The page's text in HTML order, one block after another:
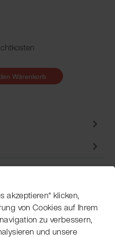
Warenkorb
akzeptieren“ klicken,
von Cookies auf Ihrem
zu verbessern,
und unsere